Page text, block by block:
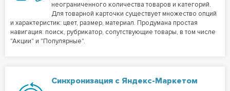
неограниченного количества товаров и категорий.
Для товарной карточки существует множество опций
и характеристик: цвет, размер, материал. Продумана простая
навигация: поиск, рубрикатор, сопутствующие товары, в том числе
"Акции" и "Популярные".
Синхронизация с Яндекс-Маркетом